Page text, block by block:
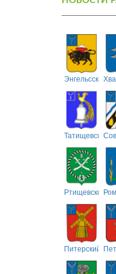
Энгельсский
Татищевский
Ртищевский
Питерский